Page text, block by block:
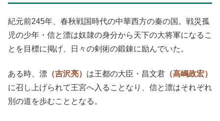
紀元前245年、春秋戦国時代の中華西方の秦の国。戦災孤
児の少年・信と漂は奴隷の身分から天下の大将軍になるこ
とを目標に掲げ、日々の剣術の鍛錬に励んでいた。
ある時、漂 （吉沢亮） は王都の大臣・昌文君 （高嶋政宏）
に召し上げられて王宮へ入ることなり、信と漂はそれぞれ
別の道を歩むこととなる。